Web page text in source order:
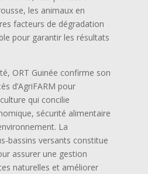
les animaux en
facteurs de dégradation
pour garantir les résultats
ORT Guinée confirme son
d’AgriFARM pour
qui concilie
sécurité alimentaire
La
bassins versants constitue
assurer une gestion
naturelles et améliorer